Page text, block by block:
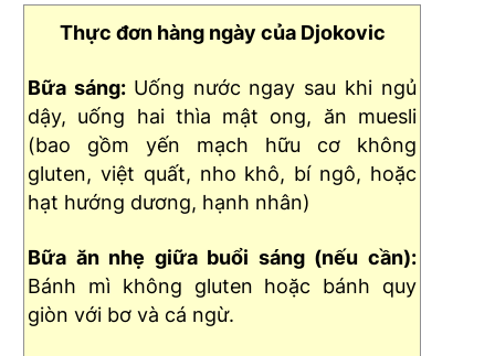
Thực đơn hàng ngày của Djokovic
Bữa sáng: Uống nước ngay sau khi ngủ
dậy, uống hai thìa mật ong, ăn muesli
(bao gồm yến mạch hữu cơ không
gluten, việt quất, nho khô, bí ngô, hoặc
hạt hướng dương, hạnh nhân)
Bữa ăn nhẹ giữa buổi sáng (nếu cần):
Bánh mì không gluten hoặc bánh quy
giòn với bơ và cá ngừ.